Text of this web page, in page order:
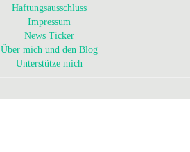
Haftungsausschluss
Impressum
News Ticker
Über mich und den Blog
Unterstütze mich